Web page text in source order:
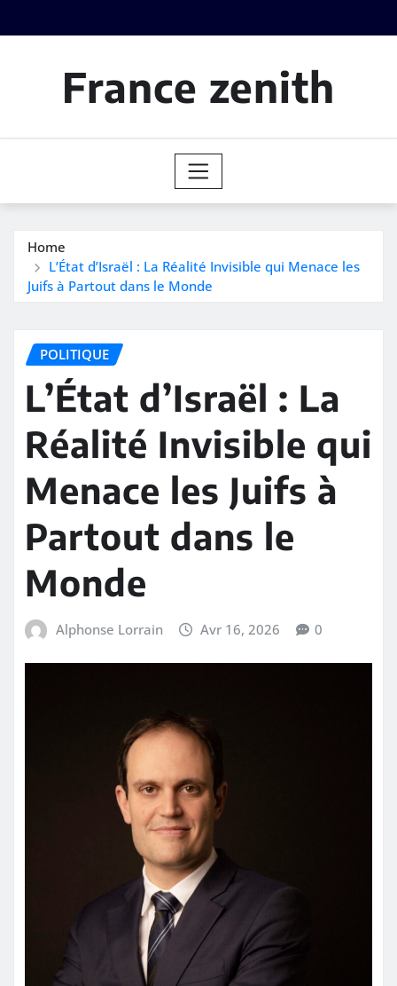
to
France zenith
Home
L’État d’Israël : La Réalité Invisible qui Menace les
Juifs à Partout dans le Monde
POLITIQUE
L’État d’Israël : La
Réalité Invisible qui
Menace les Juifs à
Partout dans le
Monde
Alphonse Lorrain Avr 16, 2026 0